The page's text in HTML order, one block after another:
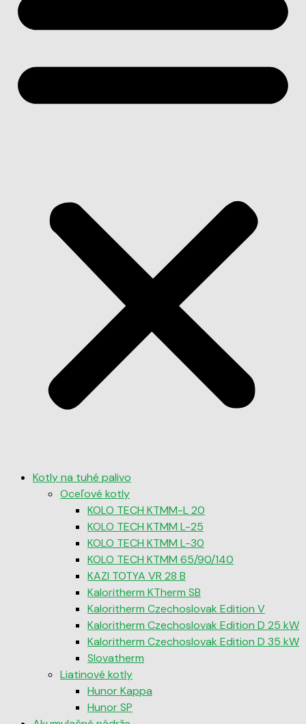
Kotly na tuhé palivo
Oceľové kotly
KOLO TECH KTMM-L 20
KOLO TECH KTMM L-25
KOLO TECH KTMM L-30
KOLO TECH KTMM 65/90/140
KAZI TOTYA VR 28 B
Kaloritherm KTherm SB
Kaloritherm Czechoslovak Edition V
Kaloritherm Czechoslovak Edition D 25 kW
Kaloritherm Czechoslovak Edition D 35 kW
Slovatherm
Liatinové kotly
Hunor Kappa
Hunor SP